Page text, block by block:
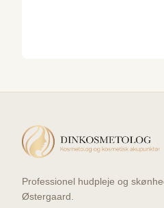
Professionel hudpleje og
Østergaard.